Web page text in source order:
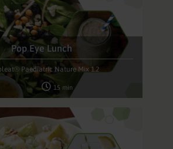
Pop Eye Lunch
Paediatric Nature Mix 1.2
15 min